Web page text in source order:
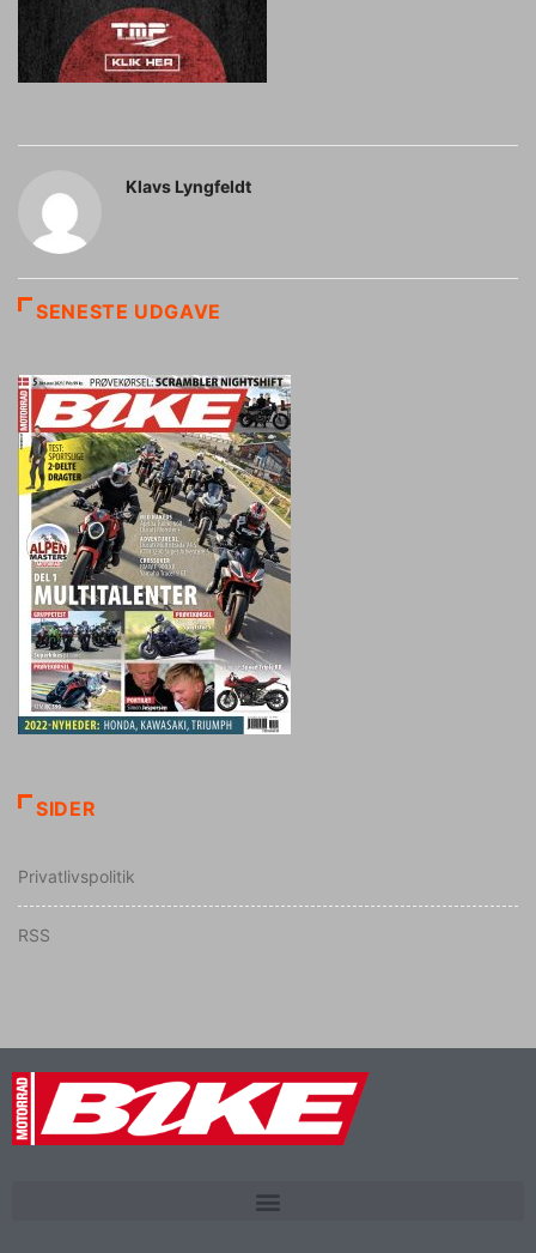
Klavs Lyngfeldt
SENESTE UDGAVE
SIDER
Privatlivspolitik
RSS